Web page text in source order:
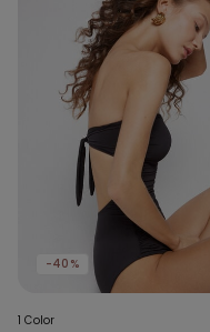
-40%
1 Color